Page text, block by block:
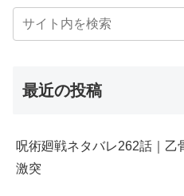
最近の投稿
呪術廻戦ネタバレ262話｜
激突